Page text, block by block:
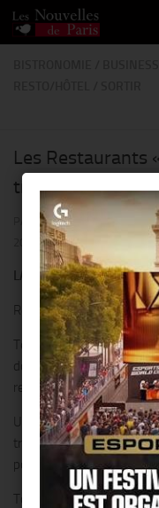
Skip to content
Les Restaurants
tradition et
THIERRY KER
LA TRADITION : UNE
Recréer le charme des
Telle est l’ambition de «
dont le nom résonne
restauration.
Une passion de la
transmettre à ses deux
portent les valeurs de
Tout a débuté avec la